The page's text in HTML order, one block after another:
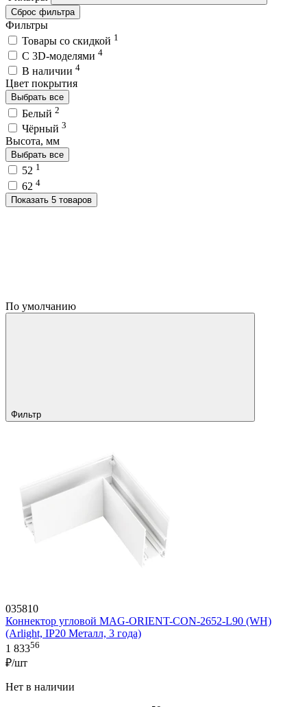
Сброс фильтра
Фильтры
Товары со скидкой 1
C 3D-моделями 4
В наличии 4
Цвет покрытия
Выбрать все
Белый 2
Чёрный 3
Высота, мм
Выбрать все
52 1
62 4
Показать 5 товаров
По умолчанию
Фильтр
035810
Коннектор угловой MAG-ORIENT-CON-2652-L90 (WH)
(Arlight, IP20 Металл, 3 года)
1 83356
₽/шт
Нет в наличии